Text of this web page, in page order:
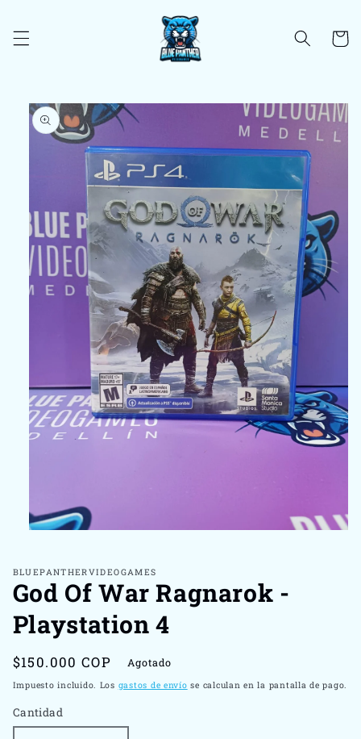
al contenido
Carrito
directamente
a la
información
del producto
1
una
modal
BLUEPANTHERVIDEOGAMES
God Of War Ragnarok -
Playstation 4
Precio
habitual
$150.000 COP Agotado
Impuesto incluido. Los gastos de envío se calculan en la pantalla de pago.
Cantidad